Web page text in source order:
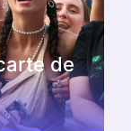
de